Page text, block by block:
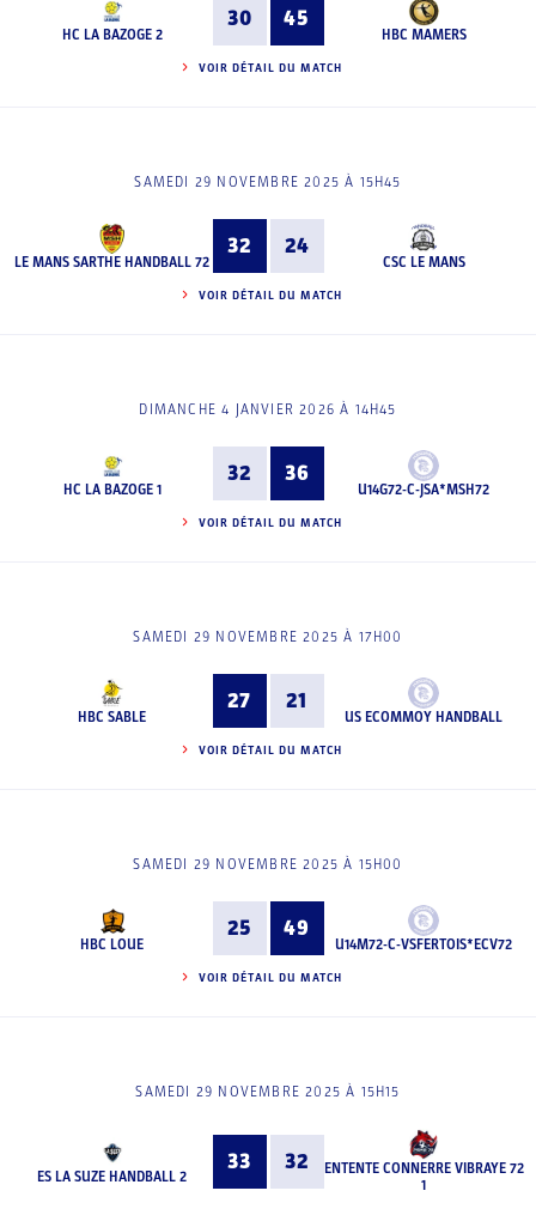
HC LA BAZOGE 2
30 45
HBC MAMERS
VOIR DÉTAIL DU MATCH
SAMEDI 29 NOVEMBRE 2025 À 15H45
LE MANS SARTHE HANDBALL 72
32 24
CSC LE MANS
VOIR DÉTAIL DU MATCH
DIMANCHE 4 JANVIER 2026 À 14H45
HC LA BAZOGE 1
32 36
U14G72-C-JSA*MSH72
VOIR DÉTAIL DU MATCH
SAMEDI 29 NOVEMBRE 2025 À 17H00
HBC SABLE
27 21
US ECOMMOY HANDBALL
VOIR DÉTAIL DU MATCH
SAMEDI 29 NOVEMBRE 2025 À 15H00
HBC LOUE
25 49
U14M72-C-VSFERTOIS*ECV72
VOIR DÉTAIL DU MATCH
SAMEDI 29 NOVEMBRE 2025 À 15H15
ES LA SUZE HANDBALL 2
33 32
ENTENTE CONNERRE VIBRAYE 72
1